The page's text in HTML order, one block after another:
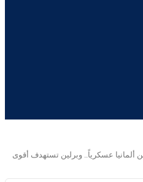
ألمانيا عسكرياً.. وبرلين تستهدف أقوى